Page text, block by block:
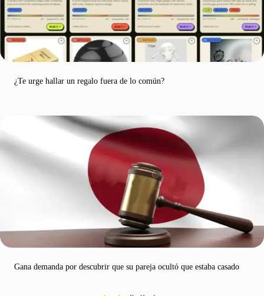
¿Te urge hallar un regalo fuera de lo común?
Gana demanda por descubrir que su pareja ocultó que estaba casado